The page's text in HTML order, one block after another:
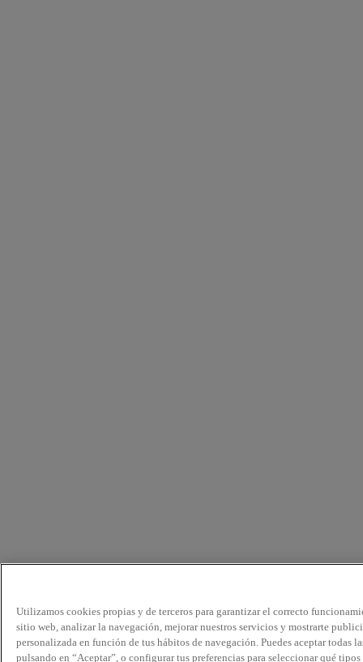
Utilizamos cookies propias y de terceros para garantizar el correcto
sitio web, analizar la navegación, mejorar nuestros servicios y mostrarte
personalizada en función de tus hábitos de navegación. Puedes aceptar todas
pulsando en “Aceptar”, o configurar tus preferencias para seleccionar qué tipos